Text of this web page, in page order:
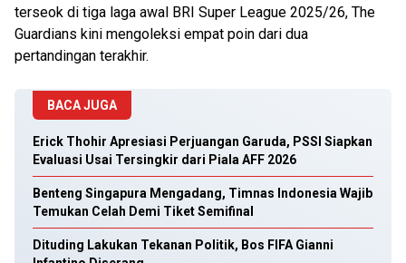
terseok di tiga laga awal BRI Super League 2025/26, The
Guardians kini mengoleksi empat poin dari dua
pertandingan terakhir.
BACA JUGA
Erick Thohir Apresiasi Perjuangan Garuda, PSSI Siapkan
Evaluasi Usai Tersingkir dari Piala AFF 2026
Benteng Singapura Mengadang, Timnas Indonesia Wajib
Temukan Celah Demi Tiket Semifinal
Dituding Lakukan Tekanan Politik, Bos FIFA Gianni